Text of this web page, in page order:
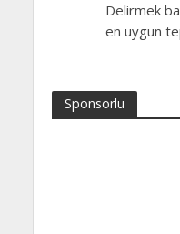
Delirmek
en uygun
Sponsorlu